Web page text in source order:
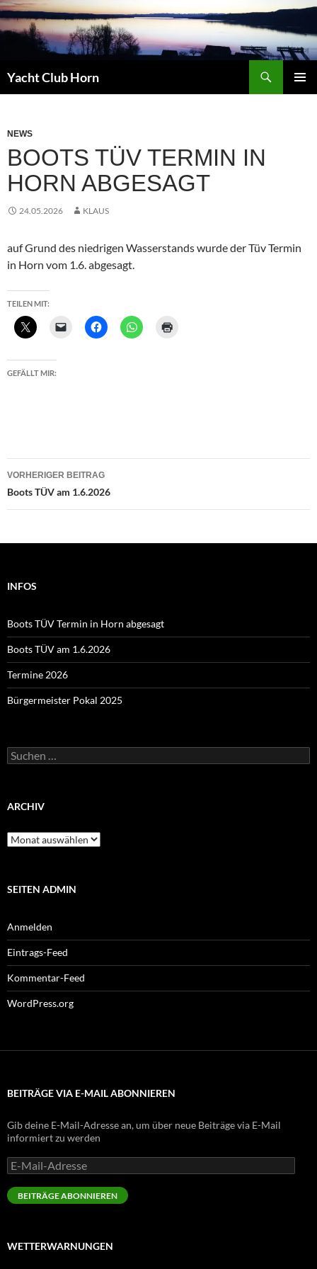
Zum
Inhalt
springen
Yacht Club Horn
NEWS
BOOTS TÜV TERMIN IN
HORN ABGESAGT
24.05.2026 KLAUS
auf Grund des niedrigen Wasserstands wurde der Tüv Termin
in Horn vom 1.6. abgesagt.
TEILEN MIT:
GEFÄLLT MIR:
Beitragsnavigation
VORHERIGER BEITRAG
Boots TÜV am 1.6.2026
INFOS
Boots TÜV Termin in Horn abgesagt
Boots TÜV am 1.6.2026
Termine 2026
Bürgermeister Pokal 2025
Suchen
nach:
ARCHIV
Archiv
SEITEN ADMIN
Anmelden
Eintrags-Feed
Kommentar-Feed
WordPress.org
BEITRÄGE VIA E-MAIL ABONNIEREN
Gib deine E-Mail-Adresse an, um über neue Beiträge via E-Mail
informiert zu werden
E-
Mail-
Adresse
BEITRÄGE ABONNIEREN
WETTERWARNUNGEN